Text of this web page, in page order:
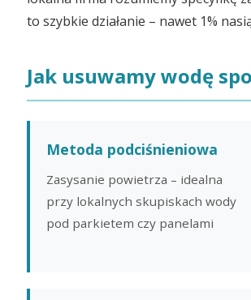
to szybkie działanie – nawet 1%
Jak usuwamy wodę
Metoda podciśnieniowa
Zasysanie powietrza – idealna
przy lokalnych skupiskach wody
pod parkietem czy panelami